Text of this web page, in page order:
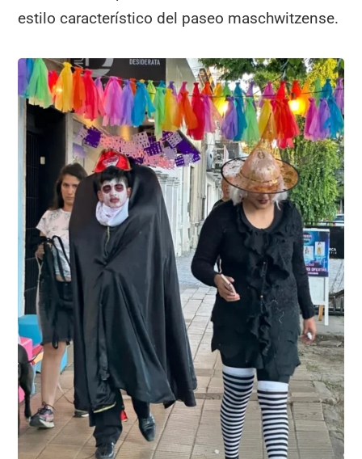
estilo característico del paseo maschwitzense.